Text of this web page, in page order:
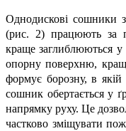
Однодискові сошники
(рис. 2) працюють за
краще заглиблюються
опорну поверхню,
формує борозну, в якій
сошник обертається у
напрямку руху. Це
частково зміщувати